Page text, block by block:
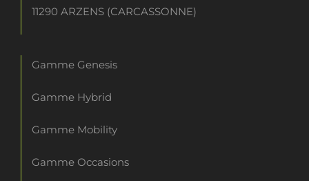
11290 ARZENS (CARCASSONNE)
Gamme Genesis
Gamme Hybrid
Gamme Mobility
Gamme Occasions